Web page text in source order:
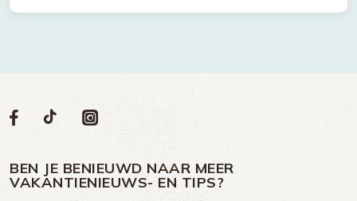
Volg
op
Social
Volg
op
Facebook
Volg
op
TikTok
Volg
op
Instagram
BEN JE BENIEUWD NAAR MEER
VAKANTIENIEUWS- EN TIPS?